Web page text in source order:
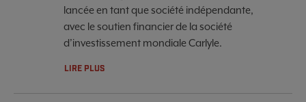
lancée en tant que société indépendante,
avec le soutien financier de la société
d’investissement mondiale Carlyle.
LIRE PLUS